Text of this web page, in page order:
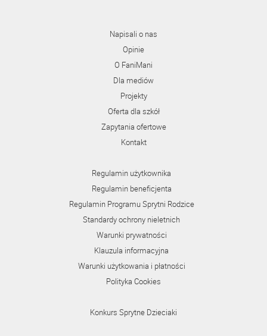
Napisali o nas
Opinie
O FaniMani
Dla mediów
Projekty
Oferta dla szkół
Zapytania ofertowe
Kontakt
Regulamin użytkownika
Regulamin beneficjenta
Regulamin Programu Sprytni Rodzice
Standardy ochrony nieletnich
Warunki prywatności
Klauzula informacyjna
Warunki użytkowania i płatności
Polityka Cookies
Konkurs Sprytne Dzieciaki